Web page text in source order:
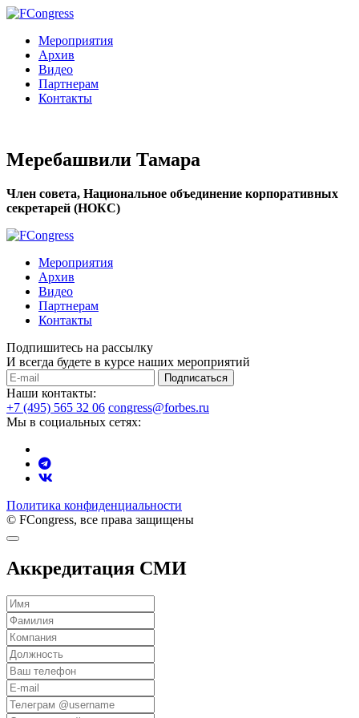
Мероприятия
Архив
Видео
Партнерам
Контакты
Меребашвили Тамара
Член совета, Национальное объединение корпоративных
секретарей (НОКС)
Мероприятия
Архив
Видео
Партнерам
Контакты
Подпишитесь на рассылку
И всегда будете в курсе наших мероприятий
Подписаться
Наши контакты:
+7 (495) 565 32 06 congress@forbes.ru
Мы в социальных сетях:
Политика конфиденциальности
© FCongress, все права защищены
Аккредитация СМИ